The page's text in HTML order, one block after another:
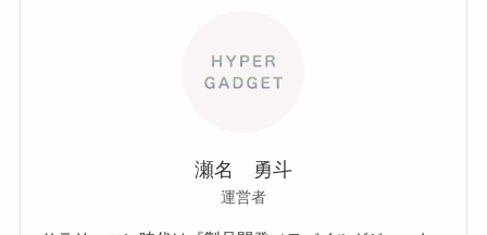
瀬名 勇斗
運営者